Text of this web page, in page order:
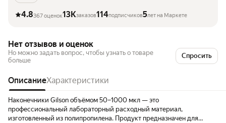
4.8367 оценок13Kзаказов114подписчиков5лет на Маркете
Нет отзывов и оценок
Но можно задать вопрос, чтобы узнать о товаре
больше
Спросить
ОписаниеХарактеристики
Наконечники Gilson объёмом 50–1000 мкл — это
профессиональный лабораторный расходный материал,
изготовленный из полипропилена. Продукт предназначен для